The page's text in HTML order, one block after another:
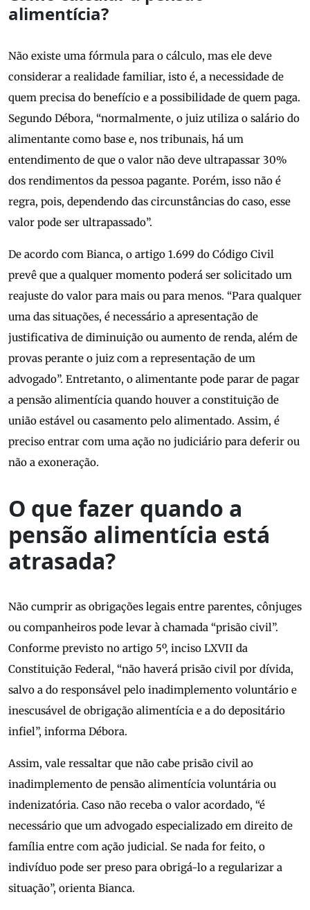
alimentícia?
Não existe uma fórmula para o cálculo, mas ele deve
considerar a realidade familiar, isto é, a necessidade de
quem precisa do benefício e a possibilidade de quem paga.
Segundo Débora, “normalmente, o juiz utiliza o salário do
alimentante como base e, nos tribunais, há um
entendimento de que o valor não deve ultrapassar 30%
dos rendimentos da pessoa pagante. Porém, isso não é
regra, pois, dependendo das circunstâncias do caso, esse
valor pode ser ultrapassado”.
De acordo com Bianca, o artigo 1.699 do Código Civil
prevê que a qualquer momento poderá ser solicitado um
reajuste do valor para mais ou para menos. “Para qualquer
uma das situações, é necessário a apresentação de
justificativa de diminuição ou aumento de renda, além de
provas perante o juiz com a representação de um
advogado”. Entretanto, o alimentante pode parar de pagar
a pensão alimentícia quando houver a constituição de
união estável ou casamento pelo alimentado. Assim, é
preciso entrar com uma ação no judiciário para deferir ou
não a exoneração.
O que fazer quando a
pensão alimentícia está
atrasada?
Não cumprir as obrigações legais entre parentes, cônjuges
ou companheiros pode levar à chamada “prisão civil”.
Conforme previsto no artigo 5º, inciso LXVII da
Constituição Federal, “não haverá prisão civil por dívida,
salvo a do responsável pelo inadimplemento voluntário e
inescusável de obrigação alimentícia e a do depositário
infiel”, informa Débora.
Assim, vale ressaltar que não cabe prisão civil ao
inadimplemento de pensão alimentícia voluntária ou
indenizatória. Caso não receba o valor acordado, “é
necessário que um advogado especializado em direito de
família entre com ação judicial. Se nada for feito, o
indivíduo pode ser preso para obrigá-lo a regularizar a
situação”, orienta Bianca.